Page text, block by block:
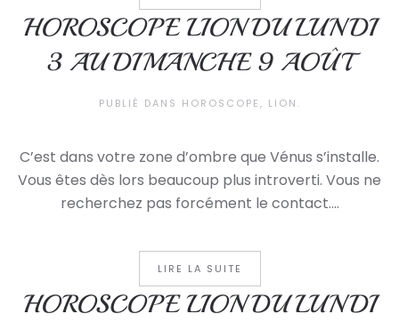
HOROSCOPE LION DU LUNDI
3 AU DIMANCHE 9 AOÛT
PUBLIÉ DANS HOROSCOPE, LION .
C’est dans votre zone d’ombre que Vénus s’installe.
Vous êtes dès lors beaucoup plus introverti. Vous ne
recherchez pas forcément le contact....
LIRE LA SUITE
HOROSCOPE LION DU LUNDI